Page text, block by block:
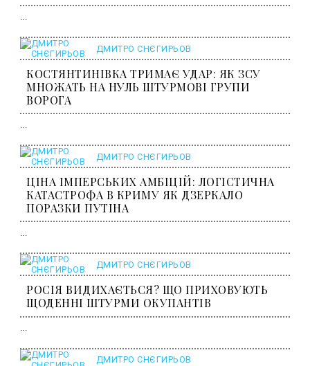
ДМИТРО СНЄГИРЬОВ
КОСТЯНТИНІВКА ТРИМАЄ УДАР: ЯК ЗСУ
МНОЖАТЬ НА НУЛЬ ШТУРМОВІ ГРУПИ
ВОРОГА
...
ДМИТРО СНЄГИРЬОВ
ЦІНА ІМПЕРСЬКИХ АМБІЦІЙ: ЛОГІСТИЧНА
КАТАСТРОФА В КРИМУ ЯК ДЗЕРКАЛО
ПОРАЗКИ ПУТІНА
...
ДМИТРО СНЄГИРЬОВ
РОСІЯ ВИДИХАЄТЬСЯ? ЩО ПРИХОВУЮТЬ
ЩОДЕННІ ШТУРМИ ОКУПАНТІВ
...
ДМИТРО СНЄГИРЬОВ